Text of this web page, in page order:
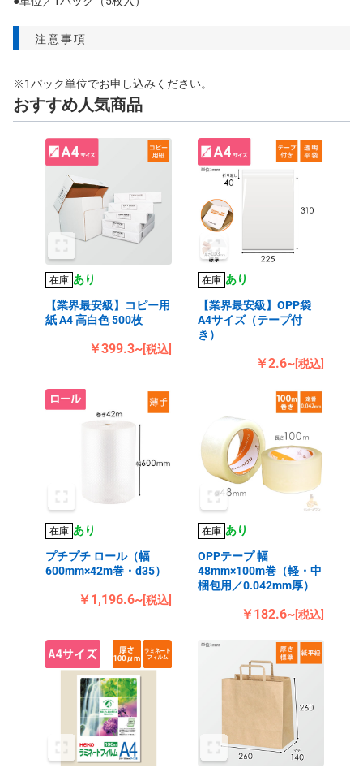
注意事項
※1パック単位でお申し込みください。
おすすめ人気商品
在庫 あり
【業界最安級】コピー用
紙 A4 高白色 500枚
￥399.3~[税込]
在庫 あり
【業界最安級】OPP袋
A4サイズ（テープ付
き）
￥2.6~[税込]
在庫 あり
プチプチ ロール（幅
600mm×42m巻・d35）
￥1,196.6~[税込]
在庫 あり
OPPテープ 幅
48mm×100m巻（軽・中
梱包用／0.042mm厚）
￥182.6~[税込]